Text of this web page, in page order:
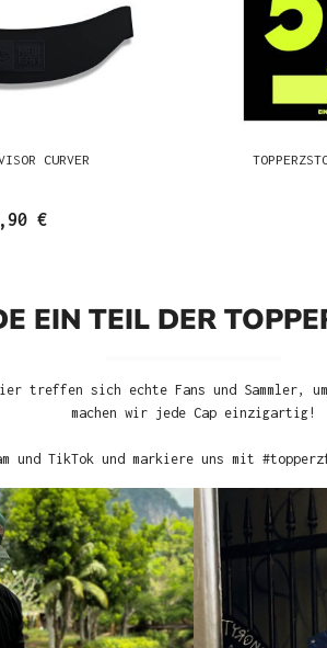
CURVER
€
EIN TEIL DER
treffen sich echte Fans und Sammler,
machen wir jede Cap einzigartig!
und TikTok und markiere uns mit